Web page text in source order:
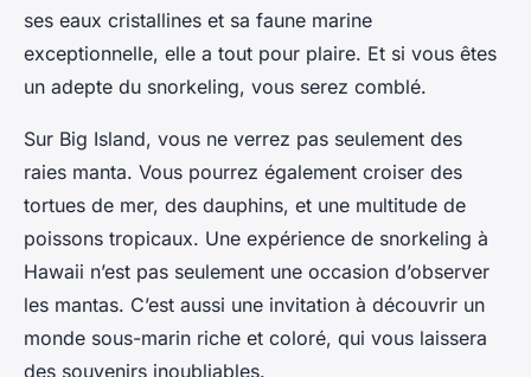
ses eaux cristallines et sa faune marine
exceptionnelle, elle a tout pour plaire. Et si vous êtes
un adepte du snorkeling, vous serez comblé.
Sur Big Island, vous ne verrez pas seulement des
raies manta. Vous pourrez également croiser des
tortues de mer, des dauphins, et une multitude de
poissons tropicaux. Une expérience de snorkeling à
Hawaii n’est pas seulement une occasion d’observer
les mantas. C’est aussi une invitation à découvrir un
monde sous-marin riche et coloré, qui vous laissera
des souvenirs inoubliables.